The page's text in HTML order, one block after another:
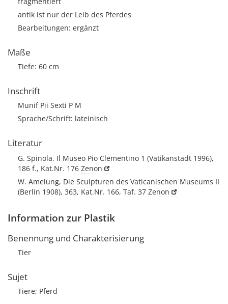
antik ist nur der Leib des Pferdes
Bearbeitungen: ergänzt
Maße
Tiefe: 60 cm
Inschrift
Munif Pii Sexti P M
Sprache/Schrift: lateinisch
Literatur
G. Spinola, Il Museo Pio Clementino 1 (Vatikanstadt 1996),
186 f., Kat.Nr. 176 Zenon
W. Amelung, Die Sculpturen des Vaticanischen Museums II
(Berlin 1908), 363, Kat.Nr. 166, Taf. 37 Zenon
Information zur Plastik
Benennung und Charakterisierung
Tier
Sujet
Tiere; Pferd